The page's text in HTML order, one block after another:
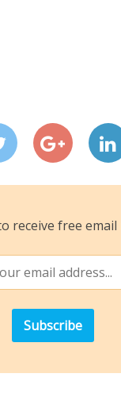
receive free email